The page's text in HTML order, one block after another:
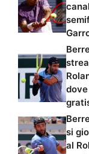
si
al